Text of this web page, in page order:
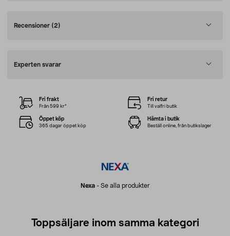
Recensioner (2)
Experten svarar
Nexa- Se alla produkter
Fri frakt
Från 599 kr*
Fri retur
Till valfri butik
Öppet köp
365 dagar öppet köp
Hämta i butik
Beställ online, från butikslager
Toppsäljare inom samma kategori